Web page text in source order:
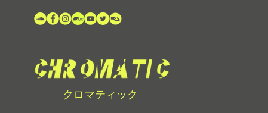
クロマティック